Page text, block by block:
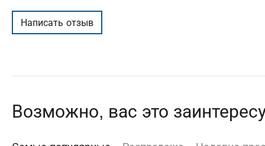
Написать отзыв
Возможно, вас это